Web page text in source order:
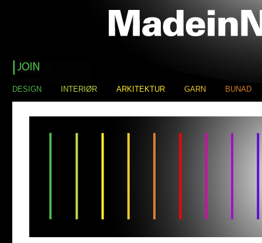
DESIGN INTERIØR ARKITEKTUR GARN BUNAD